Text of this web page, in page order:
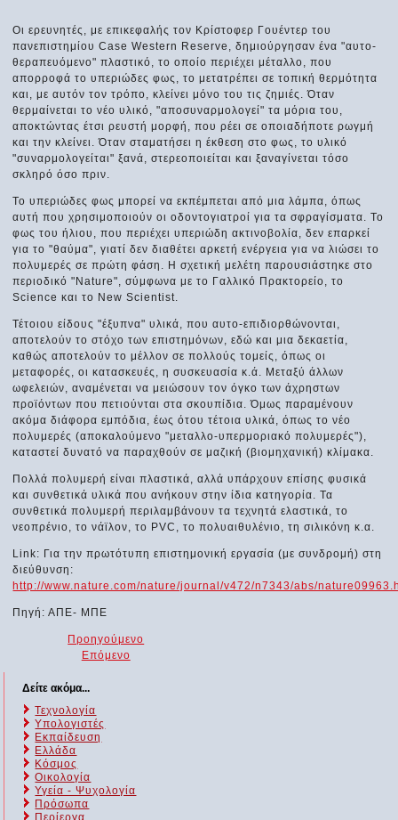
Οι ερευνητές, με επικεφαλής τον Κρίστοφερ Γουέντερ του
πανεπιστημίου Case Western Reserve, δημιούργησαν ένα "αυτο-
θεραπευόμενο" πλαστικό, το οποίο περιέχει μέταλλο, που
απορροφά το υπεριώδες φως, το μετατρέπει σε τοπική θερμότητα
και, με αυτόν τον τρόπο, κλείνει μόνο του τις ζημιές. Όταν
θερμαίνεται το νέο υλικό, "αποσυναρμολογεί" τα μόρια του,
αποκτώντας έτσι ρευστή μορφή, που ρέει σε οποιαδήποτε ρωγμή
και την κλείνει. Όταν σταματήσει η έκθεση στο φως, το υλικό
"συναρμολογείται" ξανά, στερεοποιείται και ξαναγίνεται τόσο
σκληρό όσο πριν.
Το υπεριώδες φως μπορεί να εκπέμπεται από μια λάμπα, όπως
αυτή που χρησιμοποιούν οι οδοντογιατροί για τα σφραγίσματα. Το
φως του ήλιου, που περιέχει υπεριώδη ακτινοβολία, δεν επαρκεί
για το "θαύμα", γιατί δεν διαθέτει αρκετή ενέργεια για να λιώσει το
πολυμερές σε πρώτη φάση. Η σχετική μελέτη παρουσιάστηκε στο
περιοδικό "Nature", σύμφωνα με το Γαλλικό Πρακτορείο, το
Science και το New Scientist.
Τέτοιου είδους "έξυπνα" υλικά, που αυτο-επιδιορθώνονται,
αποτελούν το στόχο των επιστημόνων, εδώ και μια δεκαετία,
καθώς αποτελούν το μέλλον σε πολλούς τομείς, όπως οι
μεταφορές, οι κατασκευές, η συσκευασία κ.ά. Μεταξύ άλλων
ωφελειών, αναμένεται να μειώσουν τον όγκο των άχρηστων
προϊόντων που πετιούνται στα σκουπίδια. Όμως παραμένουν
ακόμα διάφορα εμπόδια, έως ότου τέτοια υλικά, όπως το νέο
πολυμερές (αποκαλούμενο "μεταλλο-υπερμοριακό πολυμερές"),
καταστεί δυνατό να παραχθούν σε μαζική (βιομηχανική) κλίμακα.
Πολλά πολυμερή είναι πλαστικά, αλλά υπάρχουν επίσης φυσικά
και συνθετικά υλικά που ανήκουν στην ίδια κατηγορία. Τα
συνθετικά πολυμερή περιλαμβάνουν τα τεχνητά ελαστικά, το
νεοπρένιο, το νάϊλον, το PVC, το πολυαιθυλένιο, τη σιλικόνη κ.α.
Link: Για την πρωτότυπη επιστημονική εργασία (με συνδρομή) στη
διεύθυνση:
http://www.nature.com/nature/journal/v472/n7343/abs/
Πηγή: ΑΠΕ- ΜΠΕ
Προηγούμενο
Επόμενο
Δείτε ακόμα...
Τεχνολογία
Υπολογιστές
Εκπαίδευση
Ελλάδα
Κόσμος
Οικολογία
Υγεία - Ψυχολογία
Πρόσωπα
Περίεργα